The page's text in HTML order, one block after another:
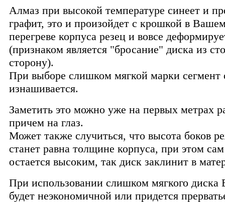
Алмаз при высокой температуре синеет и
графит, это и произойдет с крошкой в
перегреве корпуса резец и вовсе
(признаком является "бросание" диска из
сторону).
При выборе слишком мягкой марки сегмент
изнашивается.
Заметить это можно уже на первых метрах
причем на глаз.
Может также случиться, что высота боков
станет равна толщине корпуса, при этом
остается высоким, так диск заклинит в
При использовании слишком мягкого диска
будет неэкономичной или придется